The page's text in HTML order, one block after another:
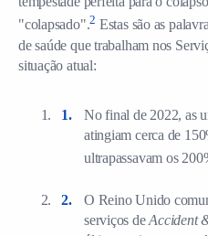
"colapsado".2 Estas são as
de saúde que trabalham nos
situação atual:
No final de 2022, as
atingiam cerca de
ultrapassavam os
O Reino Unido
serviços deAccident